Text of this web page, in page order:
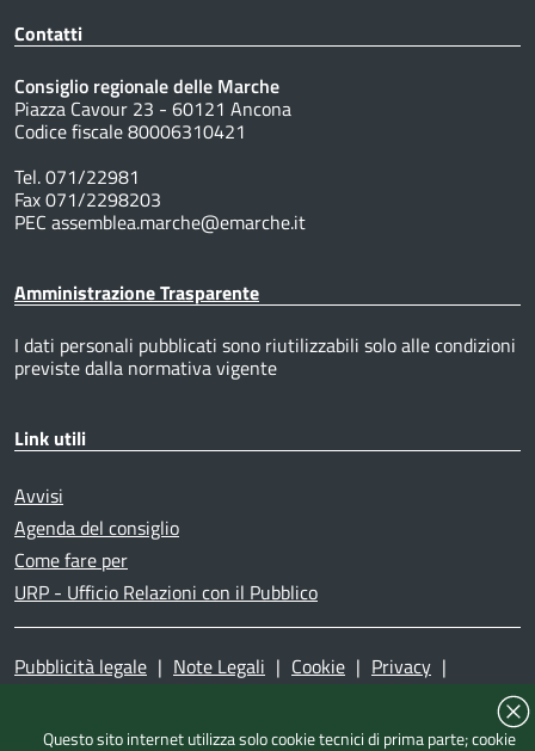
Contatti
Consiglio regionale delle Marche
Piazza Cavour 23 - 60121 Ancona
Codice fiscale 80006310421
Tel. 071/22981
Fax 071/2298203
PEC assemblea.marche@emarche.it
Amministrazione Trasparente
I dati personali pubblicati sono riutilizzabili solo alle condizioni
previste dalla normativa vigente
Link utili
Avvisi
Agenda del consiglio
Come fare per
URP - Ufficio Relazioni con il Pubblico
Pubblicità legale | Note Legali | Cookie | Privacy |
Questo sito internet utilizza solo cookie tecnici di prima parte; cookie